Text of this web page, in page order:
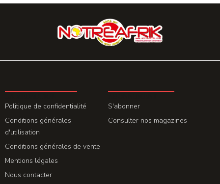
Politique de confidentialité
Conditions générales
d'utilisation
Conditions générales de vente
Mentions légales
Nous contacter
S'abonner
Consulter nos magazines